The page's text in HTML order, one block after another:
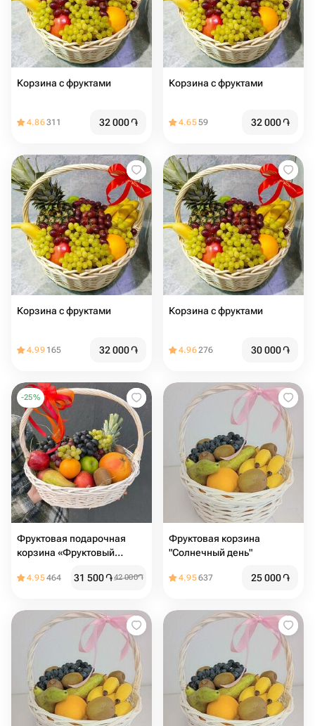
Корзина с фруктами
4.86311 32 000֏
Корзина с фруктами
4.6559 32 000֏
Корзина с фруктами
4.99 165 32 000֏
Корзина с фруктами
4.96276 30 000֏
-25%
Фруктовая подарочная
корзина «Фруктовый
4.95464 31 500֏42 000֏
Фруктовая корзина
"Солнечный день"
4.95637 25 000֏